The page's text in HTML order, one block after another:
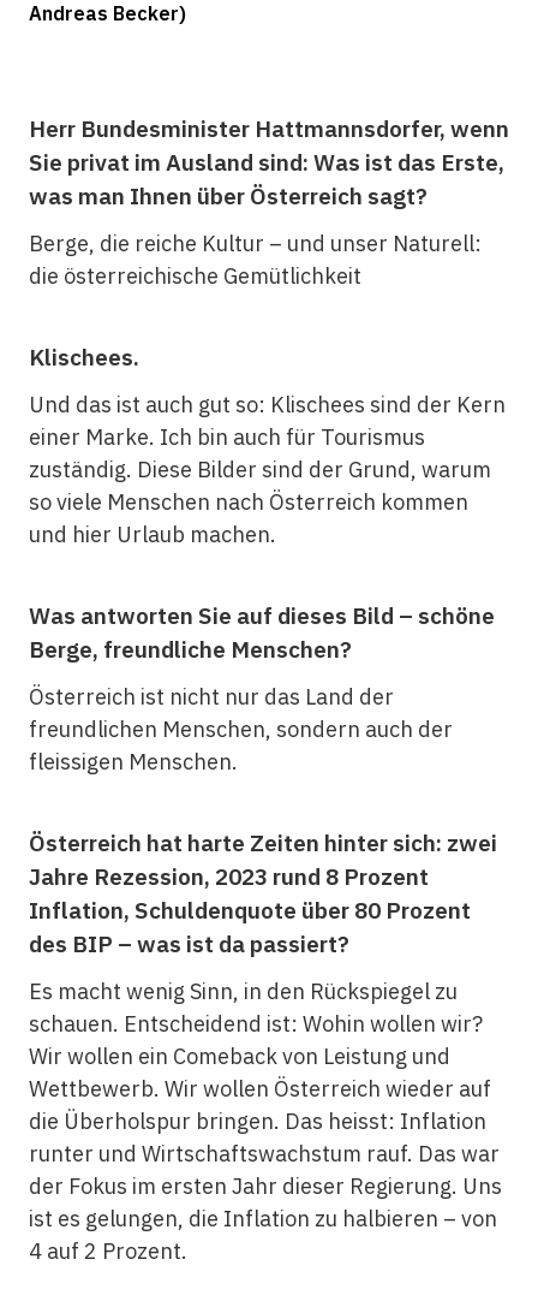
Andreas Becker)
Herr Bundesminister Hattmannsdorfer, wenn
Sie privat im Ausland sind: Was ist das Erste,
was man Ihnen über Österreich sagt?
Berge, die reiche Kultur – und unser Naturell:
die österreichische Gemütlichkeit
Klischees.
Und das ist auch gut so: Klischees sind der Kern
einer Marke. Ich bin auch für Tourismus
zuständig. Diese Bilder sind der Grund, warum
so viele Menschen nach Österreich kommen
und hier Urlaub machen.
Was antworten Sie auf dieses Bild – schöne
Berge, freundliche Menschen?
Österreich ist nicht nur das Land der
freundlichen Menschen, sondern auch der
fleissigen Menschen.
Österreich hat harte Zeiten hinter sich: zwei
Jahre Rezession, 2023 rund 8 Prozent
Inflation, Schuldenquote über 80 Prozent
des BIP – was ist da passiert?
Es macht wenig Sinn, in den Rückspiegel zu
schauen. Entscheidend ist: Wohin wollen wir?
Wir wollen ein Comeback von Leistung und
Wettbewerb. Wir wollen Österreich wieder auf
die Überholspur bringen. Das heisst: Inflation
runter und Wirtschaftswachstum rauf. Das war
der Fokus im ersten Jahr dieser Regierung. Uns
ist es gelungen, die Inflation zu halbieren – von
4 auf 2 Prozent.